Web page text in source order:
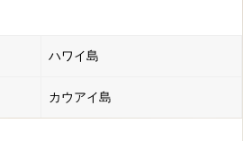
ハワイ島
カウアイ島